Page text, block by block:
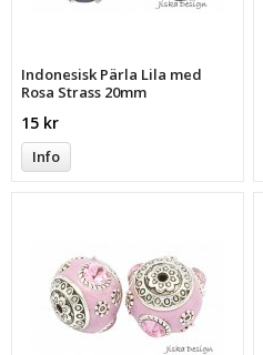
Indonesisk Pärla Lila med
Rosa Strass 20mm
15 kr
Info